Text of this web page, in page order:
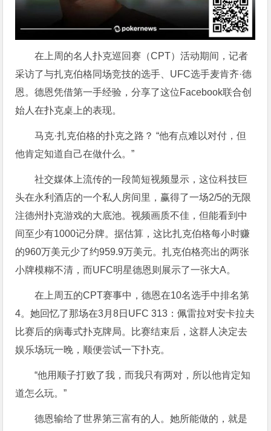
在上周的名人扑克巡回赛（CPT）活动期间，记者
采访了与扎克伯格同场竞技的选手、UFC选手麦肯齐·德
恩。德恩凭借第一手经验，分享了这位Facebook联合创
始人在扑克桌上的表现。
马克·扎克伯格的扑克之路？ “他有点难以对付，但
他肯定知道自己在做什么。”
社交媒体上流传的一段简短视频显示，这位科技巨
头在永利酒店的一个私人房间里，赢得了一场2/5的无限
注德州扑克游戏的大底池。视频画质不佳，但能看到中
间至少有1000记分牌。据估算，这比扎克伯格每小时赚
的960万美元少了约959.9万美元。扎克伯格亮出的两张
小牌模糊不清，而UFC明星德恩则展示了一张大A。
在上周五的CPT赛事中，德恩在10名选手中排名第
4。她回忆了那场在3月8日UFC 313：佩雷拉对安卡拉夫
比赛后的病毒式扑克牌局。比赛结束后，这群人决定去
娱乐场玩一晚，顺便尝试一下扑克。
“他用顺子打败了我，而我只有两对，所以他肯定知
道怎么玩。”
德恩输给了世界第三富有的人。她所能做的，就是